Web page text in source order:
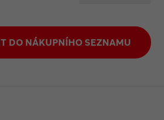
DO NÁKUPNÍHO SEZNAMU